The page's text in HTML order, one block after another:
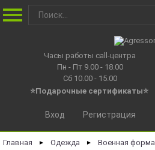
Часы работы call-центра
Пн - Пт 9.00 - 18.00
Сб 10.00 - 15.00
⭐Подарочные сертификаты⭐
Вход Регистрация
Главная ► Одежда ► Военная форма